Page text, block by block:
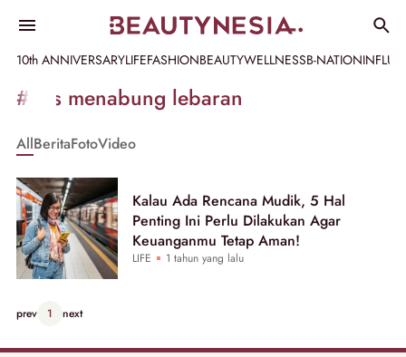
10th ANNIVERSARYLIFEFASHIONBEAUTYWELLNESSB-NATION
Informasi
[GET_DATA_TITLE]
Beautynesia
#tips menabung lebaran
AllBeritaFotoVideo
Kalau Ada Rencana Mudik, 5 Hal
Penting Ini Perlu Dilakukan Agar
Keuanganmu Tetap Aman!
LIFE 1 tahun yang lalu
prev 1 next